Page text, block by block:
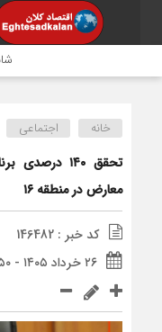
خانه اجتماعی
تحقق ۱۴۰
معارض در منطقه ۱۶
کد خبر : 146482
۲۶ خرداد ۱۴۰۵ - ۱۵:۵۰